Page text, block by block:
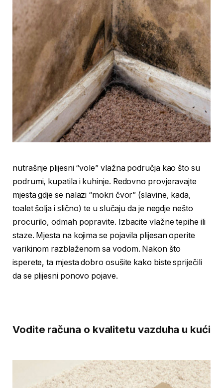
nutrašnje plijesni “vole” vlažna područja kao što su
podrumi, kupatila i kuhinje. Redovno provjeravajte
mjesta gdje se nalazi “mokri čvor” (slavine, kada,
toalet šolja i slično) te u slučaju da je negdje nešto
procurilo, odmah popravite. Izbacite vlažne tepihe ili
staze. Mjesta na kojima se pojavila plijesan operite
varikinom razblaženom sa vodom. Nakon što
isperete, ta mjesta dobro osušite kako biste spriječili
da se plijesni ponovo pojave.
Vodite računa o kvalitetu vazduha u kući